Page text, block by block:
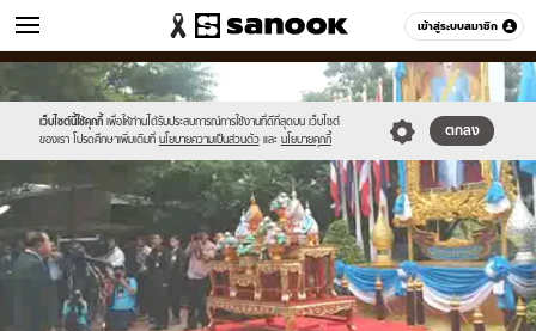
เข้าสู่ระบบสมาชิก
ข่าว หมวดอื่นๆ
เว็บไซต์นี้ใช้คุกกี้ เพื่อให้ท่านได้รับประสบการณ์การใช้งานที่ดีที่สุดบน เว็บไซต์
ของเรา โปรดศึกษาเพิ่มเติมที่ นโยบายความเป็นส่วนตัว และ นโยบายคุกกี้
ตกลง
Sanook
//s.isanook.com/sr/0/images/logo-
new-
sanook.png
//s.isanook.com/ns/0/ud/369/1846170/638441-
01.jpg